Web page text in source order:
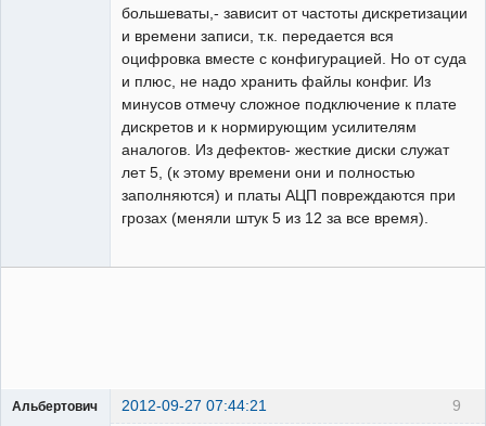
большеваты,- зависит от частоты дискретизации
и времени записи, т.к. передается вся
оцифровка вместе с конфигурацией. Но от суда
и плюс, не надо хранить файлы конфиг. Из
минусов отмечу сложное подключение к плате
дискретов и к нормирующим усилителям
аналогов. Из дефектов- жесткие диски служат
лет 5, (к этому времени они и полностью
заполняются) и платы АЦП повреждаются при
грозах (меняли штук 5 из 12 за все время).
9
Альбертович 2012-09-27 07:44:21